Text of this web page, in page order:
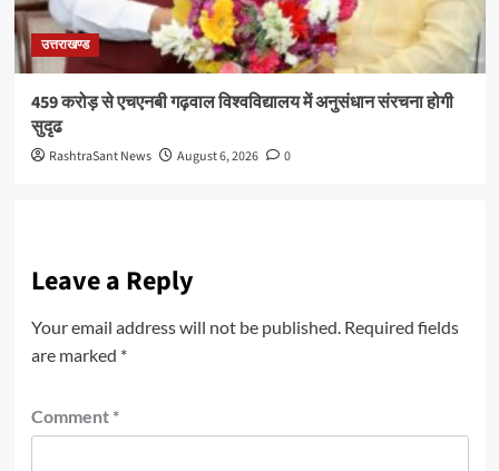
उत्तराखण्ड
459 करोड़ से एचएनबी गढ़वाल विश्वविद्यालय में अनुसंधान संरचना होगी
सुदृढ
RashtraSant News August 6, 2026 0
Leave a Reply
Your email address will not be published. Required fields
are marked *
Comment *